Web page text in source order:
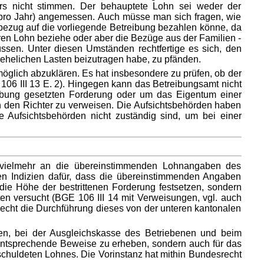
nicht stimmen. Der behauptete Lohn sei weder der
Jahr) angemessen. Auch müsse man sich fragen, wie
auf die vorliegende Betreibung bezahlen könne, da
Lohn beziehe oder aber die Bezüge aus der Familien -
Unter diesen Umständen rechtfertige es sich, den
Lasten beizutragen habe, zu pfänden.
abzuklären. Es hat insbesondere zu prüfen, ob der
III 13 E. 2). Hingegen kann das Betreibungsamt nicht
gesetzten Forderung oder um das Eigentum einer
Richter zu verweisen. Die Aufsichtsbehörden haben
nicht zuständig sind, um bei einer
an die übereinstimmenden Lohnangaben des
Indizien dafür, dass die übereinstimmenden Angaben
Höhe der bestrittenen Forderung festsetzen, sondern
versucht (BGE 106 III 14 mit Verweisungen, vgl. auch
die Durchführung dieses von der unteren kantonalen
bei der Ausgleichskasse des Betriebenen und beim
Beweise zu erheben, sondern auch für das
Lohnes. Die Vorinstanz hat mithin Bundesrecht